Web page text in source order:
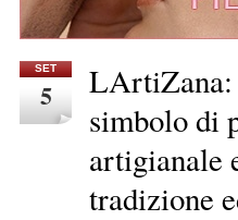
SET
5
LArtiZana:
simbolo di
artigianale
tradizione